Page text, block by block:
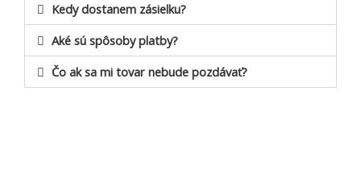
Kedy dostanem zásielku?
Aké sú spôsoby platby?
Čo ak sa mi tovar nebude pozdávať?